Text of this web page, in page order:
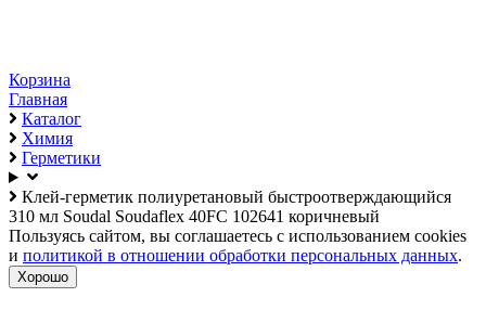
Корзина
Главная
Каталог
Химия
Герметики
Клей-герметик полиуретановый быстроотверждающийся
310 мл Soudal Soudaflex 40FC 102641 коричневый
Пользуясь сайтом, вы соглашаетесь с использованием cookies
и политикой в отношении обработки персональных данных.
Хорошо